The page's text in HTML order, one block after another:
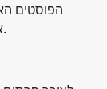
הפוסטים
אוטומטית לצורך הפצת תוכן בוטני חינוכי בלבד.